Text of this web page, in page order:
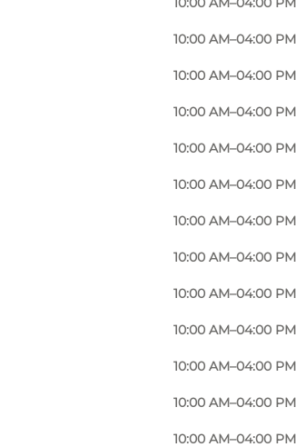
10:00 AM–04:00 PM
10:00 AM–04:00 PM
10:00 AM–04:00 PM
10:00 AM–04:00 PM
10:00 AM–04:00 PM
10:00 AM–04:00 PM
10:00 AM–04:00 PM
10:00 AM–04:00 PM
10:00 AM–04:00 PM
10:00 AM–04:00 PM
10:00 AM–04:00 PM
10:00 AM–04:00 PM